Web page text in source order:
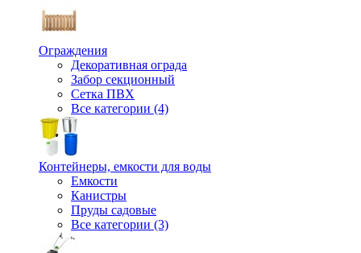
Ограждения
Декоративная ограда
Забор секционный
Сетка ПВХ
Все категории (4)
Контейнеры, емкости для воды
Емкости
Канистры
Пруды садовые
Все категории (3)